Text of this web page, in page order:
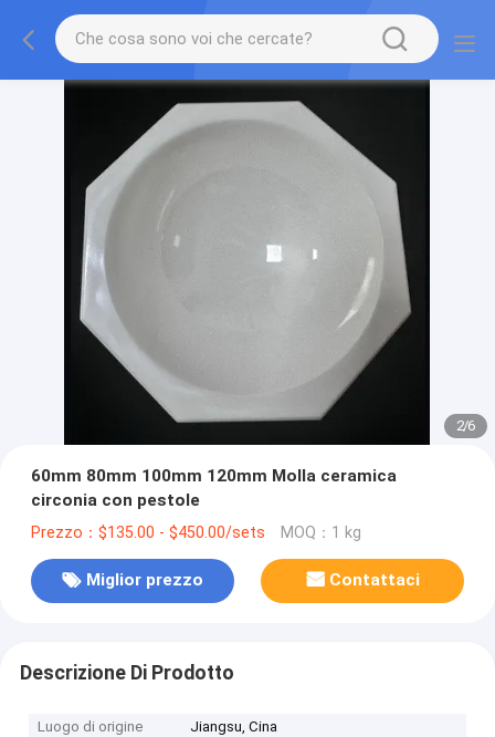
2/6
60mm 80mm 100mm 120mm Molla ceramica
circonia con pestole
Prezzo：$135.00 - $450.00/sets MOQ：1 kg
Miglior prezzo Contattaci
Descrizione Di Prodotto
Luogo di origine
Jiangsu, Cina